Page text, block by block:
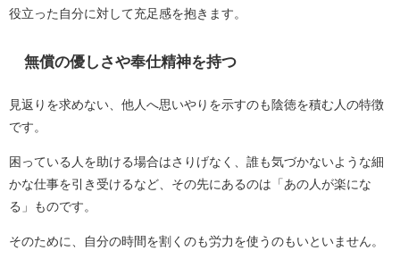
役立った自分に対して充足感を抱きます。
無償の優しさや奉仕精神を持つ
見返りを求めない、他人へ思いやりを示すのも陰徳を積む人の特徴
です。
困っている人を助ける場合はさりげなく、誰も気づかないような細
かな仕事を引き受けるなど、その先にあるのは「あの人が楽にな
る」ものです。
そのために、自分の時間を割くのも労力を使うのもいといません。